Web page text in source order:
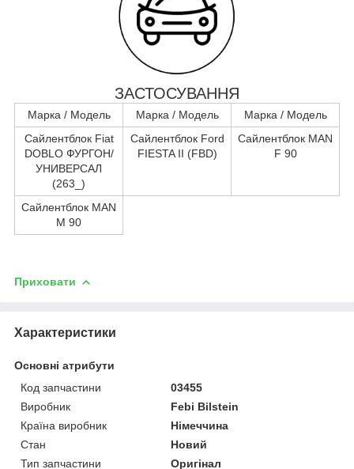
ЗАСТОСУВАННЯ
Марка / Модель Марка / Модель
Марка / Модель
Сайлентблок Fiat
DOBLO ФУРГОН/
УНИВЕРСАЛ
(263_)
Сайлентблок Ford
FIESTA II (FBD)
Сайлентблок MAN
F 90
Сайлентблок MAN
M 90
Приховати
Характеристики
Основні атрибути
Код запчастини
03455
Виробник
Febi Bilstein
Країна виробник
Німеччина
Стан
Новий
Тип запчастини
Оригінал